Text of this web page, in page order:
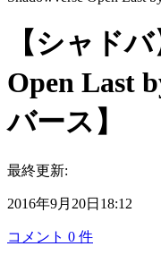
【シャド
Open Last
バース】
最終更新:
2016年9月20日18:12
コメント 0 件